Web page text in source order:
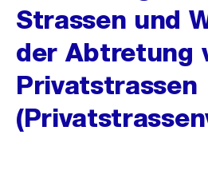
Strassen und
der Abtretung
Privatstrassen